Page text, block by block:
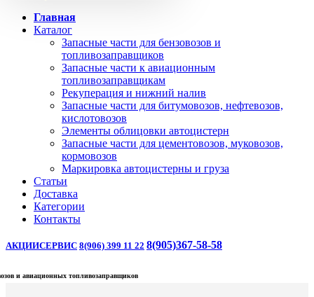
Главная
Каталог
Запасные части для бензовозов и
топливозаправщиков
Запасные части к авиационным
топливозаправщикам
Рекуперация и нижний налив
Запасные части для битумовозов, нефтевозов,
кислотовозов
Элементы облицовки автоцистерн
Запасные части для цементовозов, муковозов,
кормовозов
Маркировка автоцистерны и груза
Статьи
Доставка
Категории
Контакты
АКЦИИСЕРВИС 8(906) 399 11 22 8(905)367-58-58
и авиационных топливозаправщиков